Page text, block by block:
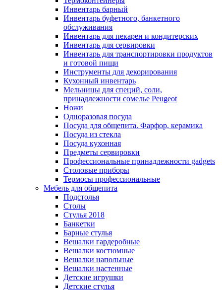
Инвентарь барный
Инвентарь буфетного, банкетного
обслуживания
Инвентарь для пекарен и кондитерских
Инвентарь для сервировки
Инвентарь для транспортировки продуктов
и готовой пищи
Инструменты для декорирования
Кухонный инвентарь
Мельницы для специй, соли,
принадлежности сомелье Peugeot
Ножи
Одноразовая посуда
Посуда для общепита. Фарфор, керамика
Посуда из стекла
Посуда кухонная
Предметы сервировки
Профессиональные принадлежности gadgets
Столовые приборы
Термосы профессиональные
Мебель для общепита
Подстолья
Столы
Стулья 2018
Банкетки
Барные стулья
Вешалки гардеробные
Вешалки костюмные
Вешалки напольные
Вешалки настенные
Детские игрушки
Детские стулья